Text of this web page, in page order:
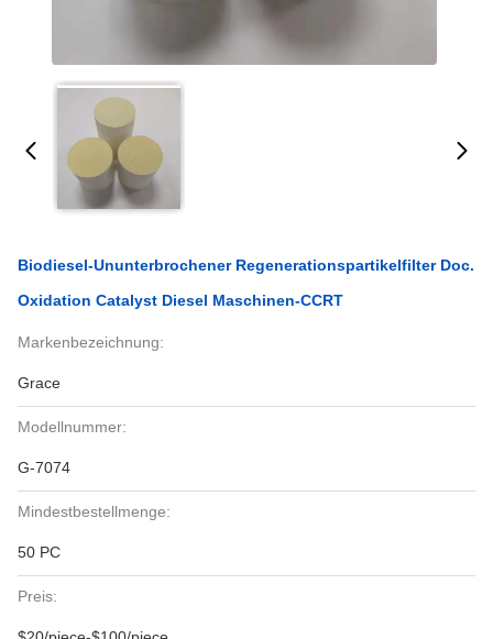
Biodiesel-Ununterbrochener Regenerationspartikelfilter Doc.
Oxidation Catalyst Diesel Maschinen-CCRT
Markenbezeichnung:
Grace
Modellnummer:
G-7074
Mindestbestellmenge:
50 PC
Preis: